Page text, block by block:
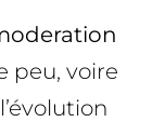
peu, voire